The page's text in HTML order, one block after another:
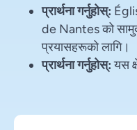
प्रार्थना गर्नुहोस्:
de Nantes को
प्रयासहरूको लागि।
प्रार्थना गर्नुहोस्:यस